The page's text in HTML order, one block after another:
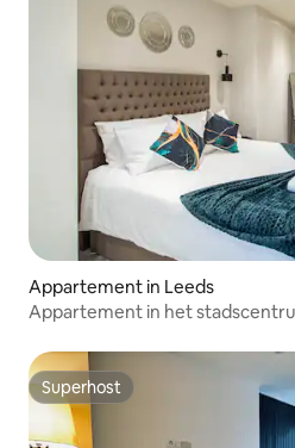
Appartement in Leeds
Appartement in het
Superhost
Superhost